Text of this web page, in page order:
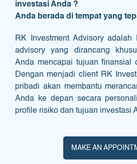
investasi Anda ?
Anda berada di tempat yang
RK Investment Advisory adalah
advisory yang dirancang
Anda mencapai tujuan finansial
Dengan menjadi client RK
pribadi akan membantu
Anda ke depan secara
profile risiko dan tujuan investasi
MAKE AN